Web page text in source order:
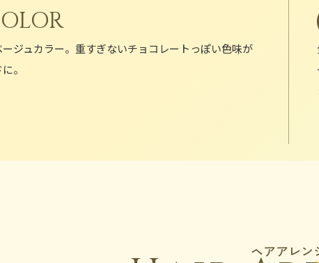
ージュカラー。重すぎないチョコレートっぽい色味が
。
ヘアアレン